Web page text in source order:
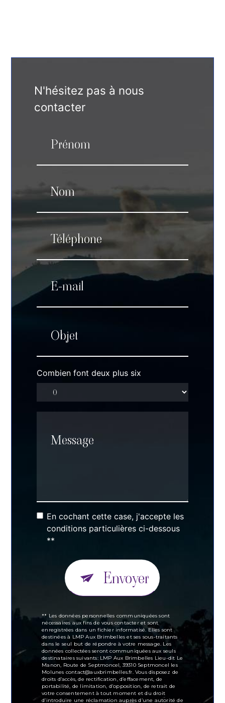
N'hésitez pas à nous
contacter
Combien font deux plus six
En cochant cette case, j'accepte les
conditions particulières ci-dessous
**
Envoyer
** Les données personnelles communiquées sont
nécessaires aux fins de vous contacter et sont
enregistrées dans un fichier informatisé. Elles sont
destinées à LMP Aux Brimbelles et ses sous-traitants
dans le seul but de répondre à votre message. Les
données collectées seront communiquées aux seuls
destinataires suivants: LMP Aux Brimbelles Lieu-dit Le
Manon, Route de Septmoncel, 39310 Septmoncel les
Molunes contact@auxbrimbelles.fr. Vous disposez de
droits d’accès, de rectification, d’effacement, de
portabilité, de limitation, d’opposition, de retrait de
votre consentement à tout moment et du droit
d’introduire une réclamation auprès d’une autorité de